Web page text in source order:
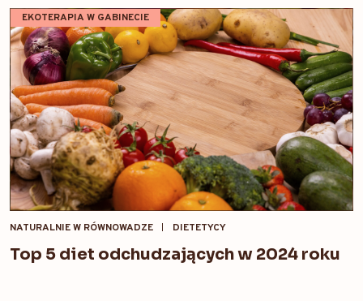
EKOTERAPIA W GABINECIE
NATURALNIE W RÓWNOWADZE DIETETYCY
Top 5 diet odchudzających w 2024 roku